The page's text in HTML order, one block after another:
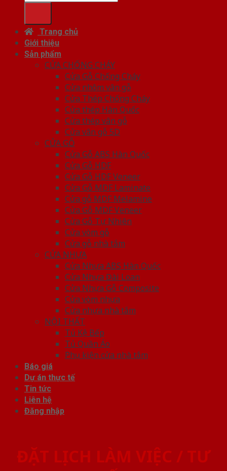
Trang chủ
Giới thiệu
Sản phẩm
CỬA CHỐNG CHÁY
Cửa Gỗ Chống Cháy
Cửa nhôm vân gỗ
Cửa Thép Chống Cháy
Cửa thép Hàn Quốc
Cửa thép vân gỗ
Cửa vân gỗ 5D
CỬA GỖ
Cửa Gỗ ABS Hàn Quốc
Cửa Gỗ HDF
Cửa Gỗ HDF Veneer
Cửa Gỗ MDF Laminate
Cửa gỗ MDF Melamine
Cửa Gỗ MDF Veneer
Cửa Gỗ Tự Nhiên
Cửa vòm gỗ
Cửa gỗ nhà tắm
CỬA NHỰA
Cửa Nhựa ABS Hàn Quốc
Cửa Nhựa Đài Loan
Cửa Nhựa Gỗ Composite
Cửa vòm nhựa
Cửa nhựa nhà tắm
NỘI THẤT
Tủ Kệ Bếp
Tủ Quần Áo
Phụ kiện cửa nhà tắm
Báo giá
Dự án thực tế
Tin tức
Liên hệ
Đăng nhập
ĐẶT LỊCH LÀM VIỆC / TƯ